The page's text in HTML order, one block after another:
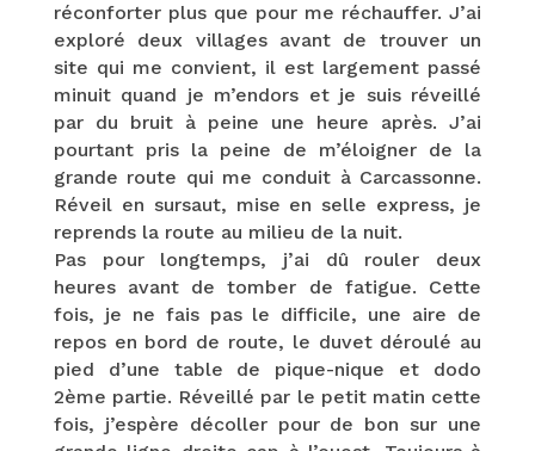
réconforter plus que pour me réchauffer. J’ai
exploré deux villages avant de trouver un
site qui me convient, il est largement passé
minuit quand je m’endors et je suis réveillé
par du bruit à peine une heure après. J’ai
pourtant pris la peine de m’éloigner de la
grande route qui me conduit à Carcassonne.
Réveil en sursaut, mise en selle express, je
reprends la route au milieu de la nuit.
Pas pour longtemps, j’ai dû rouler deux
heures avant de tomber de fatigue. Cette
fois, je ne fais pas le difficile, une aire de
repos en bord de route, le duvet déroulé au
pied d’une table de pique-nique et dodo
2ème partie. Réveillé par le petit matin cette
fois, j’espère décoller pour de bon sur une